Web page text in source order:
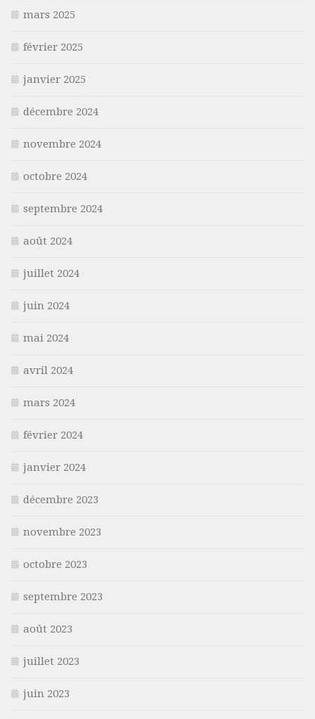
mars 2025
février 2025
janvier 2025
décembre 2024
novembre 2024
octobre 2024
septembre 2024
août 2024
juillet 2024
juin 2024
mai 2024
avril 2024
mars 2024
février 2024
janvier 2024
décembre 2023
novembre 2023
octobre 2023
septembre 2023
août 2023
juillet 2023
juin 2023